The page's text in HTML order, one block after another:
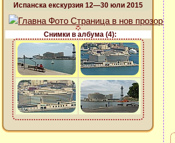
Испанска екскурзия 12—30 юли 2015
Снимки в албума (4):